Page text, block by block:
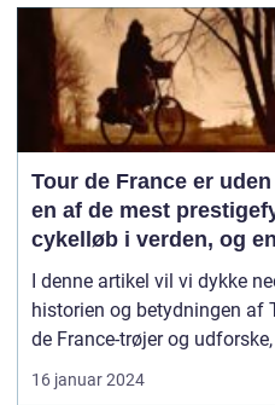
Tour de France er
en af de mest
cykelløb i verden, og
de mest genkendelige
ikoniske elementer
løb er de farverige
som rytterne bærer
I denne artikel vil vi dykke
historien og betydningen af
de France-trøjer og
16 januar 2024